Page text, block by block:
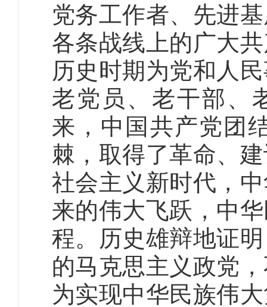
党务工作者、先进
各条战线上的广大
历史时期为党和人
老党员、老干部、
来，中国共产党团
棘，取得了革命、
社会主义新时代，
来的伟大飞跃，中
程。历史雄辩地证
的马克思主义政党
为实现中华民族伟